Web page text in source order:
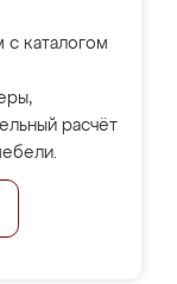
каталогом
расчёт